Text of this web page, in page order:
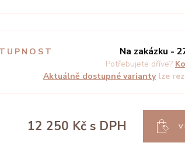
Na zakázku -
Potřebujete dříve?
Aktuálně dostupné varianty lze
12 250 Kč s DPH